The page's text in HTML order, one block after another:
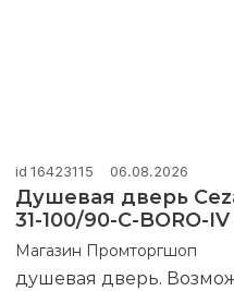
id 16423115 06.08.2026
Душевая дверь
31-100/90-C-BORO-IV
Магазин Промторгшоп
душевая дверь.